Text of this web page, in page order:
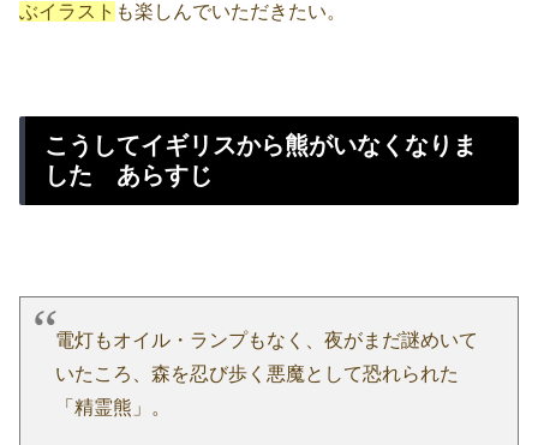
ぶイラスト も楽しんでいただきたい。
こうしてイギリスから熊がいなくなりま
した あらすじ
電灯もオイル・ランプもなく、夜がまだ謎めいて
いたころ、森を忍び歩く悪魔として恐れられた
「精霊熊」。